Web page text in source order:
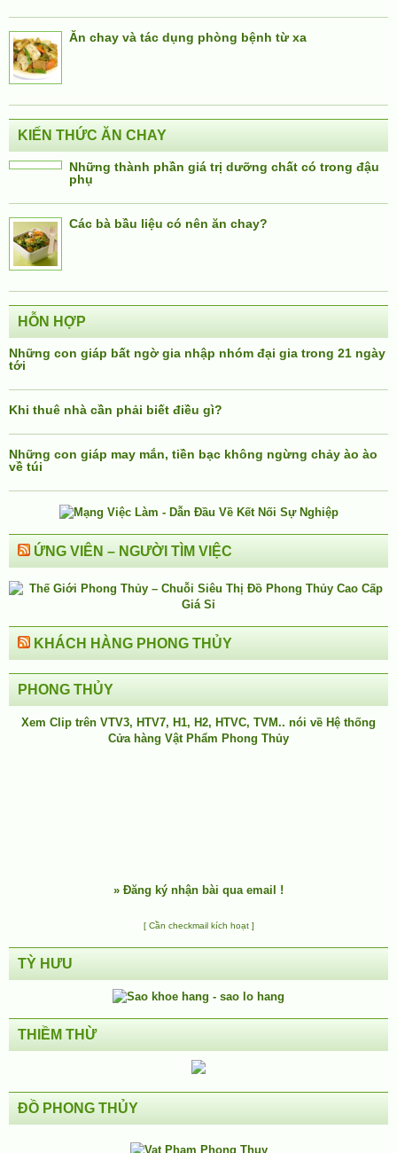
Ăn chay và tác dụng phòng bệnh từ xa
KIẾN THỨC ĂN CHAY
Những thành phần giá trị dưỡng chất có trong đậu
phụ
Các bà bầu liệu có nên ăn chay?
HỖN HỢP
Những con giáp bất ngờ gia nhập nhóm đại gia trong 21 ngày
tới
Khi thuê nhà cần phải biết điều gì?
Những con giáp may mắn, tiền bạc không ngừng chảy ào ào
về túi
ỨNG VIÊN – NGƯỜI TÌM VIỆC
KHÁCH HÀNG PHONG THỦY
PHONG THỦY
Xem Clip trên VTV3, HTV7, H1, H2, HTVC, TVM.. nói về Hệ thống
Cửa hàng Vật Phẩm Phong Thủy
» Đăng ký nhận bài qua email !
[ Cần checkmail kích hoạt ]
TỲ HƯU
THIỀM THỪ
ĐỒ PHONG THỦY